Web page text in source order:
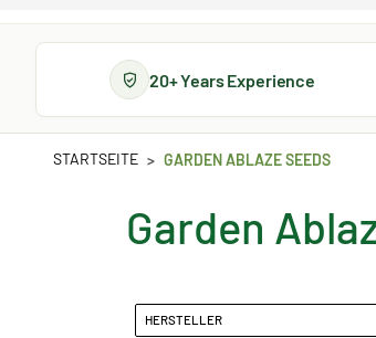
20+ Years Experience
STARTSEITE GARDEN ABLAZE SEEDS
Garden
HERSTELLER